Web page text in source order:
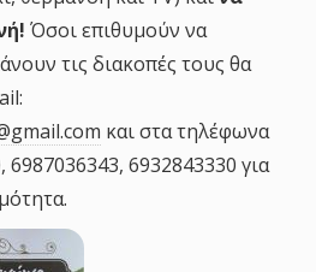
Όσοι επιθυμούν να
τις διακοπές τους θα
και στα τηλέφωνα
6932843330 για